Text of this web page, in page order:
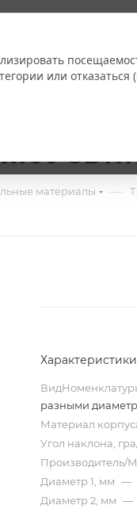
материалы —
Характеристики
разными
Материал
Угол наклона,
Производитель/
Диаметр 1, мм —
Диаметр 2, мм —
или